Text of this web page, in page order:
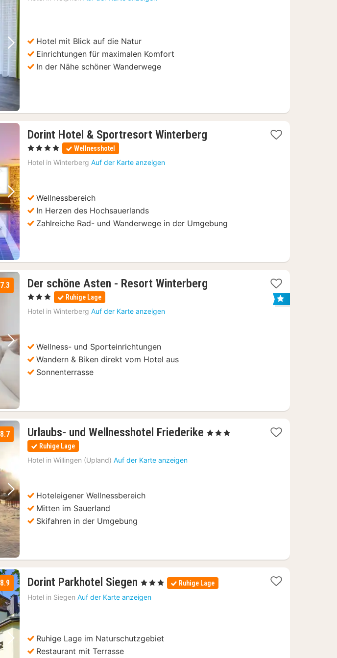
Nächstes Bild
Hotel mit Blick auf die Natur
Einrichtungen für maximalen Komfort
In der Nähe schöner Wanderwege
Nächstes Bild
Dorint Hotel & Sportresort Winterberg
, 4 Sterne Wellnesshotel
Hotel in Winterberg Auf der Karte anzeigen
Wellnessbereich
In Herzen des Hochsauerlands
Zahlreiche Rad- und Wanderwege in der Umgebung
Nächstes Bild
7.3 Der schöne Asten - Resort Winterberg
, 3 Sterne Ruhige Lage
Hotel in Winterberg Auf der Karte anzeigen
Wellness- und Sporteinrichtungen
Wandern & Biken direkt vom Hotel aus
Sonnenterrasse
Nächstes Bild
8.7 Urlaubs- und Wellnesshotel Friederike 2
, 3 Sterne
Ruhige Lage
Hotel in Willingen (Upland) Auf der Karte anzeigen
Hoteleigener Wellnessbereich
Mitten im Sauerland
Skifahren in der Umgebung
Nächstes Bild
8.9 Dorint Parkhotel Siegen 1
Nacht
ab
, 3 Sterne Ruhige Lage
Hotel in Siegen Auf der Karte anzeigen
Ruhige Lage im Naturschutzgebiet
Restaurant mit Terrasse